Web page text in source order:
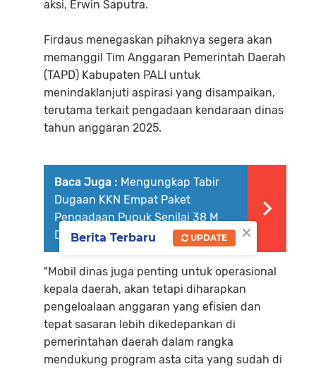
aksi, Erwin Saputra.
Firdaus menegaskan pihaknya segera akan
memanggil Tim Anggaran Pemerintah Daerah
(TAPD) Kabupaten PALI untuk
menindaklanjuti aspirasi yang disampaikan,
terutama terkait pengadaan kendaraan dinas
tahun anggaran 2025.
Baca Juga : Mengungkap Tabir
Dugaan KKN Empat Paket
Pengadaan Pupuk Senilai 38 M
Dinas Pertanian .
"Mobil dinas juga penting untuk operasional
kepala daerah, akan tetapi diharapkan
pengeloalaan anggaran yang efisien dan
tepat sasaran lebih dikedepankan di
pemerintahan daerah dalam rangka
mendukung program asta cita yang sudah di
×
Berita Terbaru UPDATE